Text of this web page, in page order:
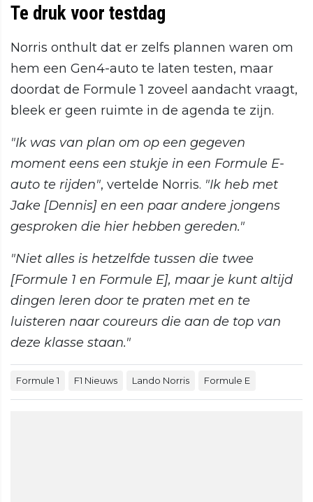
Te druk voor testdag
Norris onthult dat er zelfs plannen waren om
hem een Gen4-auto te laten testen, maar
doordat de Formule 1 zoveel aandacht vraagt,
bleek er geen ruimte in de agenda te zijn.
"Ik was van plan om op een gegeven
moment eens een stukje in een Formule E-
auto te rijden", vertelde Norris. "Ik heb met
Jake [Dennis] en een paar andere jongens
gesproken die hier hebben gereden."
"Niet alles is hetzelfde tussen die twee
[Formule 1 en Formule E], maar je kunt altijd
dingen leren door te praten met en te
luisteren naar coureurs die aan de top van
deze klasse staan."
Formule 1 F1 Nieuws Lando Norris Formule E